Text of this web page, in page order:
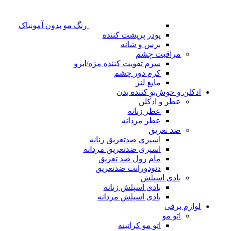
رنگ مو بدون آمونیاک
پودر پرپشت کننده
برس و شانه
مراقبت چشم
سرم تقویت کننده مژه/ابرو
کرم دور چشم
مایع لنز
ادکلن و خوش‌بو کننده بدن
عطر و ادکلن
عطر زنانه
عطر مردانه
ضد تعریق
اسپری ضدتعریق زنانه
اسپری ضدتعریق مردانه
مام رول ضد تعریق
دئودورانت ضدتعریق
بادی اسپلش
بادی اسپلش زنانه
بادی اسپلش مردانه
لوازم برقی
اتو مو
اتو مو کراتینه